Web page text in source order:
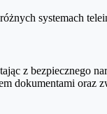
systemach
z bezpiecznego
dokumentami oraz